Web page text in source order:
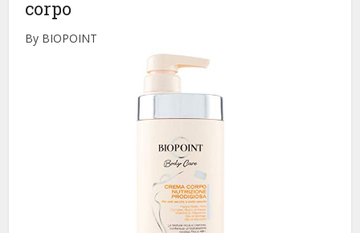
corpo
By BIOPOINT